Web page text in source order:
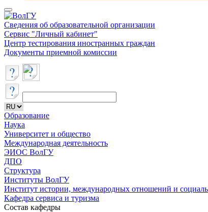
Сведения об образовательной организации
Сервис "Личный кабинет"
Центр тестирования иностранных граждан
Документы приемной комиссии
Образование
Наука
Университет и общество
Международная деятельность
ЭИОС ВолГУ
ДПО
Структура
Институты ВолГУ
Институт истории, международных отношений и
Кафедра сервиса и туризма
Состав кафедры